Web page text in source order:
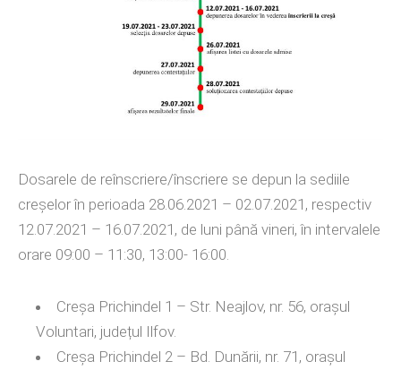
Dosarele de reînscriere/înscriere se depun la sediile
creșelor în perioada 28.06.2021 – 02.07.2021, respectiv
12.07.2021 – 16.07.2021, de luni până vineri, în intervalele
orare 09:00 – 11:30, 13:00- 16:00.
Creșa Prichindel 1 – Str. Neajlov, nr. 56, orașul
Voluntari, județul Ilfov.
Creșa Prichindel 2 – Bd. Dunării, nr. 71, orașul